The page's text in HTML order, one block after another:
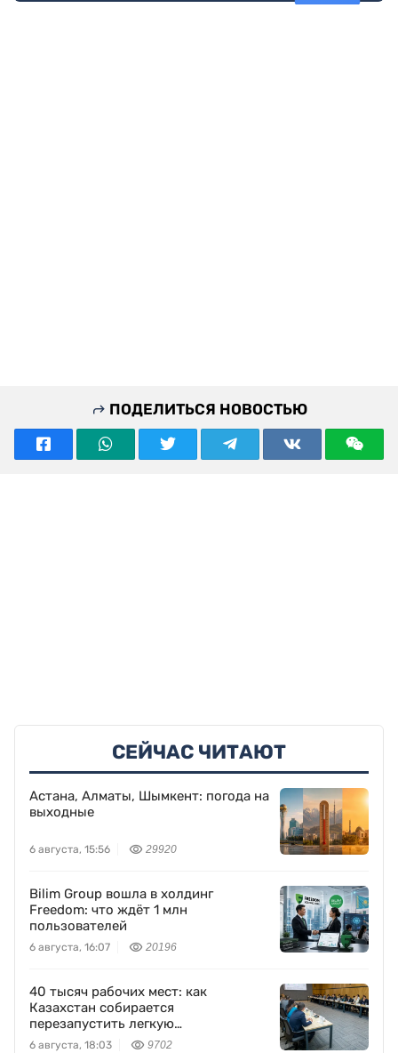
ПОДЕЛИТЬСЯ НОВОСТЬЮ
СЕЙЧАС ЧИТАЮТ
Астана, Алматы, Шымкент: погода на
выходные
6 августа, 15:56 29920
Bilim Group вошла в холдинг
Freedom: что ждёт 1 млн
пользователей
6 августа, 16:07 20196
40 тысяч рабочих мест: как
Казахстан собирается
перезапустить легкую
промышленность
6 августа, 18:03 9702